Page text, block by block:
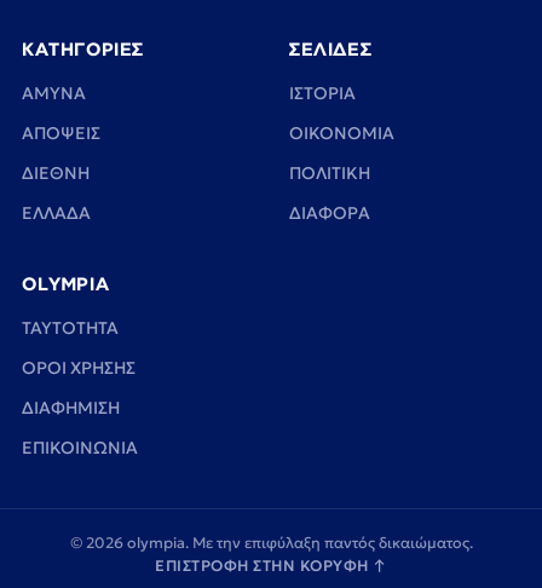
ΚΑΤΗΓΟΡΙΕΣ
ΑΜΥΝΑ
ΑΠΟΨΕΙΣ
ΔΙΕΘΝΗ
ΕΛΛΑΔΑ
ΣΕΛΙΔΕΣ
ΙΣΤΟΡΙΑ
ΟΙΚΟΝΟΜΙΑ
ΠΟΛΙΤΙΚΗ
ΔΙΑΦΟΡΑ
OLYMPIA
TAYTOTHTA
ΟΡΟΙ ΧΡΗΣΗΣ
ΔΙΑΦΗΜΙΣΗ
ΕΠΙΚΟΙΝΩΝΙΑ
© 2026 olympia. Με την επιφύλαξη παντός δικαιώματος.
ΕΠΙΣΤΡΟΦΗ ΣΤΗΝ ΚΟΡΥΦΗ ↑